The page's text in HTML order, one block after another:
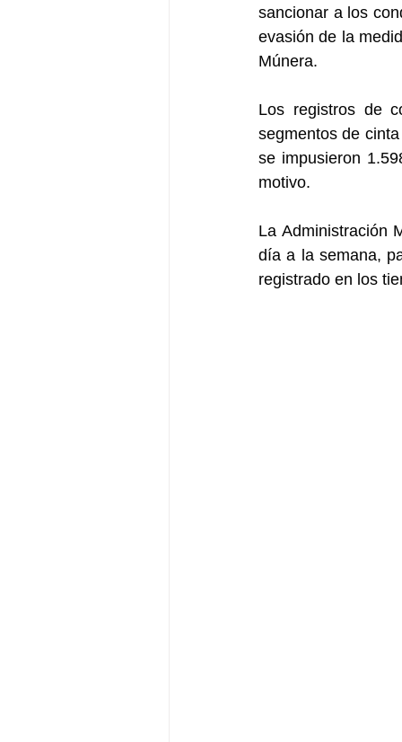
sancionar a los
evasión de la
Múnera.
Los registros de
segmentos de
se impusieron
motivo.
La Administración
día a la semana,
registrado en los